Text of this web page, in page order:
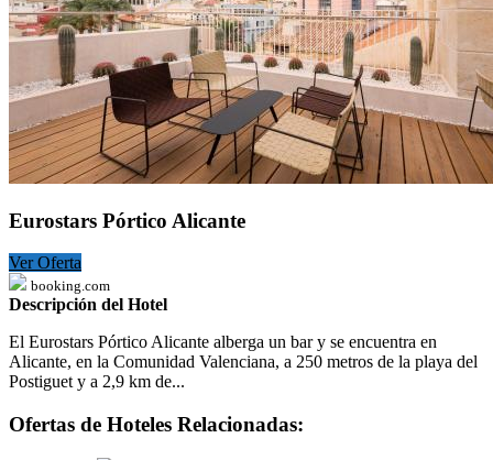
Eurostars Pórtico Alicante
Ver Oferta
booking.com
Descripción del Hotel
El Eurostars Pórtico Alicante alberga un bar y se encuentra en
Alicante, en la Comunidad Valenciana, a 250 metros de la playa del
Postiguet y a 2,9 km de...
Ofertas de Hoteles Relacionadas: